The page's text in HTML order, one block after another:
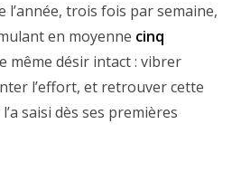
trois fois par semaine,
en moyenne cinq
même désir intact : vibrer
l’effort, et retrouver cette
saisi dès ses premières